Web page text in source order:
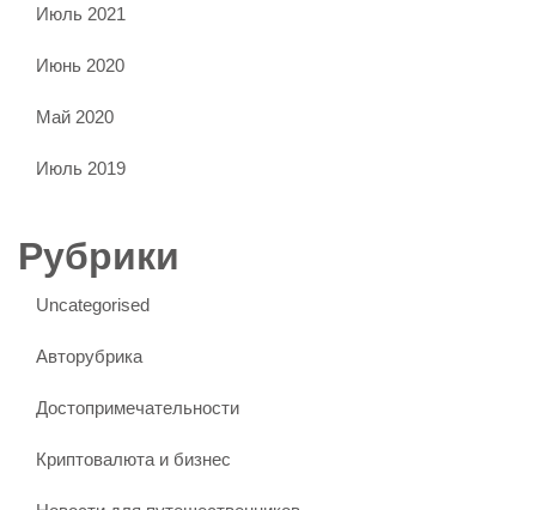
Июль 2021
Июнь 2020
Май 2020
Июль 2019
Рубрики
Uncategorised
Авторубрика
Достопримечательности
Криптовалюта и бизнес